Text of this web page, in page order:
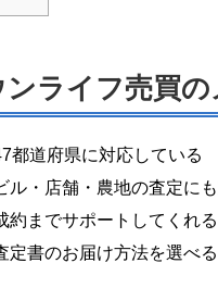
ンライフ売買の
都道府県に対応している
ル・店舗・農地の査定にも
約までサポートしてくれる
定書のお届け方法を選べる